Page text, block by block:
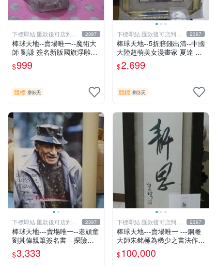
下標即結.匯款後可店到店
關於我
2397
棒球天地--賣場唯一--魔術大
師 劉謙 簽名新版國旗浮雕球.
字跡漂亮
$999
競標 剩6天
下標即結.匯款後可店到店
關於我
2397
棒球天地--5折賠錢出清--中國
大陸超萌美女漫畫家 夏達 限
量簽名立體框.字跡漂亮..不含
球
$2,699
競標 剩3天
下標即結.匯款後可店到店
關於我
2397
棒球天地---賣場唯一--老頑童
劉其偉親筆簽名書---探險天
地間 劉其偉傳奇
$3,333
下標即結.匯款後可店到店
關於我
2397
棒球天地---賣場唯一 ---銅雕
大師朱銘極為稀少之書法作
品-----靜思.由慧眼藝廊出具
證明
$100,000